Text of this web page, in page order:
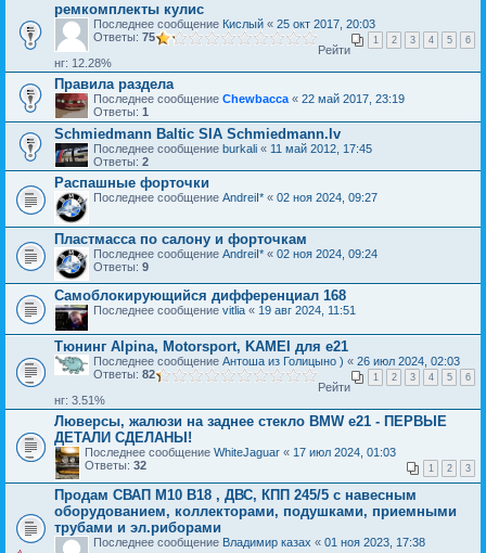
ремкомплекты кулис
Последнее сообщение Кислый « 25 окт 2017, 20:03
Ответы: 75 1 2 3 4 5 6
Рейти
нг: 12.28%
Правила раздела
Последнее сообщение Chewbacca « 22 май 2017, 23:19
Ответы: 1
Schmiedmann Baltic SIA Schmiedmann.lv
Последнее сообщение burkali « 11 май 2012, 17:45
Ответы: 2
Распашные форточки
Последнее сообщение AndreiI* « 02 ноя 2024, 09:27
Пластмасса по салону и форточкам
Последнее сообщение AndreiI* « 02 ноя 2024, 09:24
Ответы: 9
Самоблокирующийся дифференциал 168
Последнее сообщение vitlia « 19 авг 2024, 11:51
Тюнинг Alpina, Motorsport, KAMEI для е21
Последнее сообщение Антоша из Голицыно ) « 26 июл 2024, 02:03
Ответы: 82 1 2 3 4 5 6
Рейти
нг: 3.51%
Люверсы, жалюзи на заднее стекло BMW e21 - ПЕРВЫЕ
ДЕТАЛИ СДЕЛАНЫ!
Последнее сообщение WhiteJaguar « 17 июл 2024, 01:03
Ответы: 32 1 2 3
Продам СВАП М10 В18 , ДВС, КПП 245/5 с навесным
оборудованием, коллекторами, подушками, приемными
трубами и эл.риборами
Последнее сообщение Владимир казах « 01 ноя 2023, 17:38